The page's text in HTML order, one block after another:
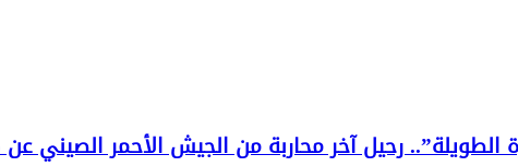
رحيل آخر محاربة من الجيش الأحمر الصيني عن 105 عاماً